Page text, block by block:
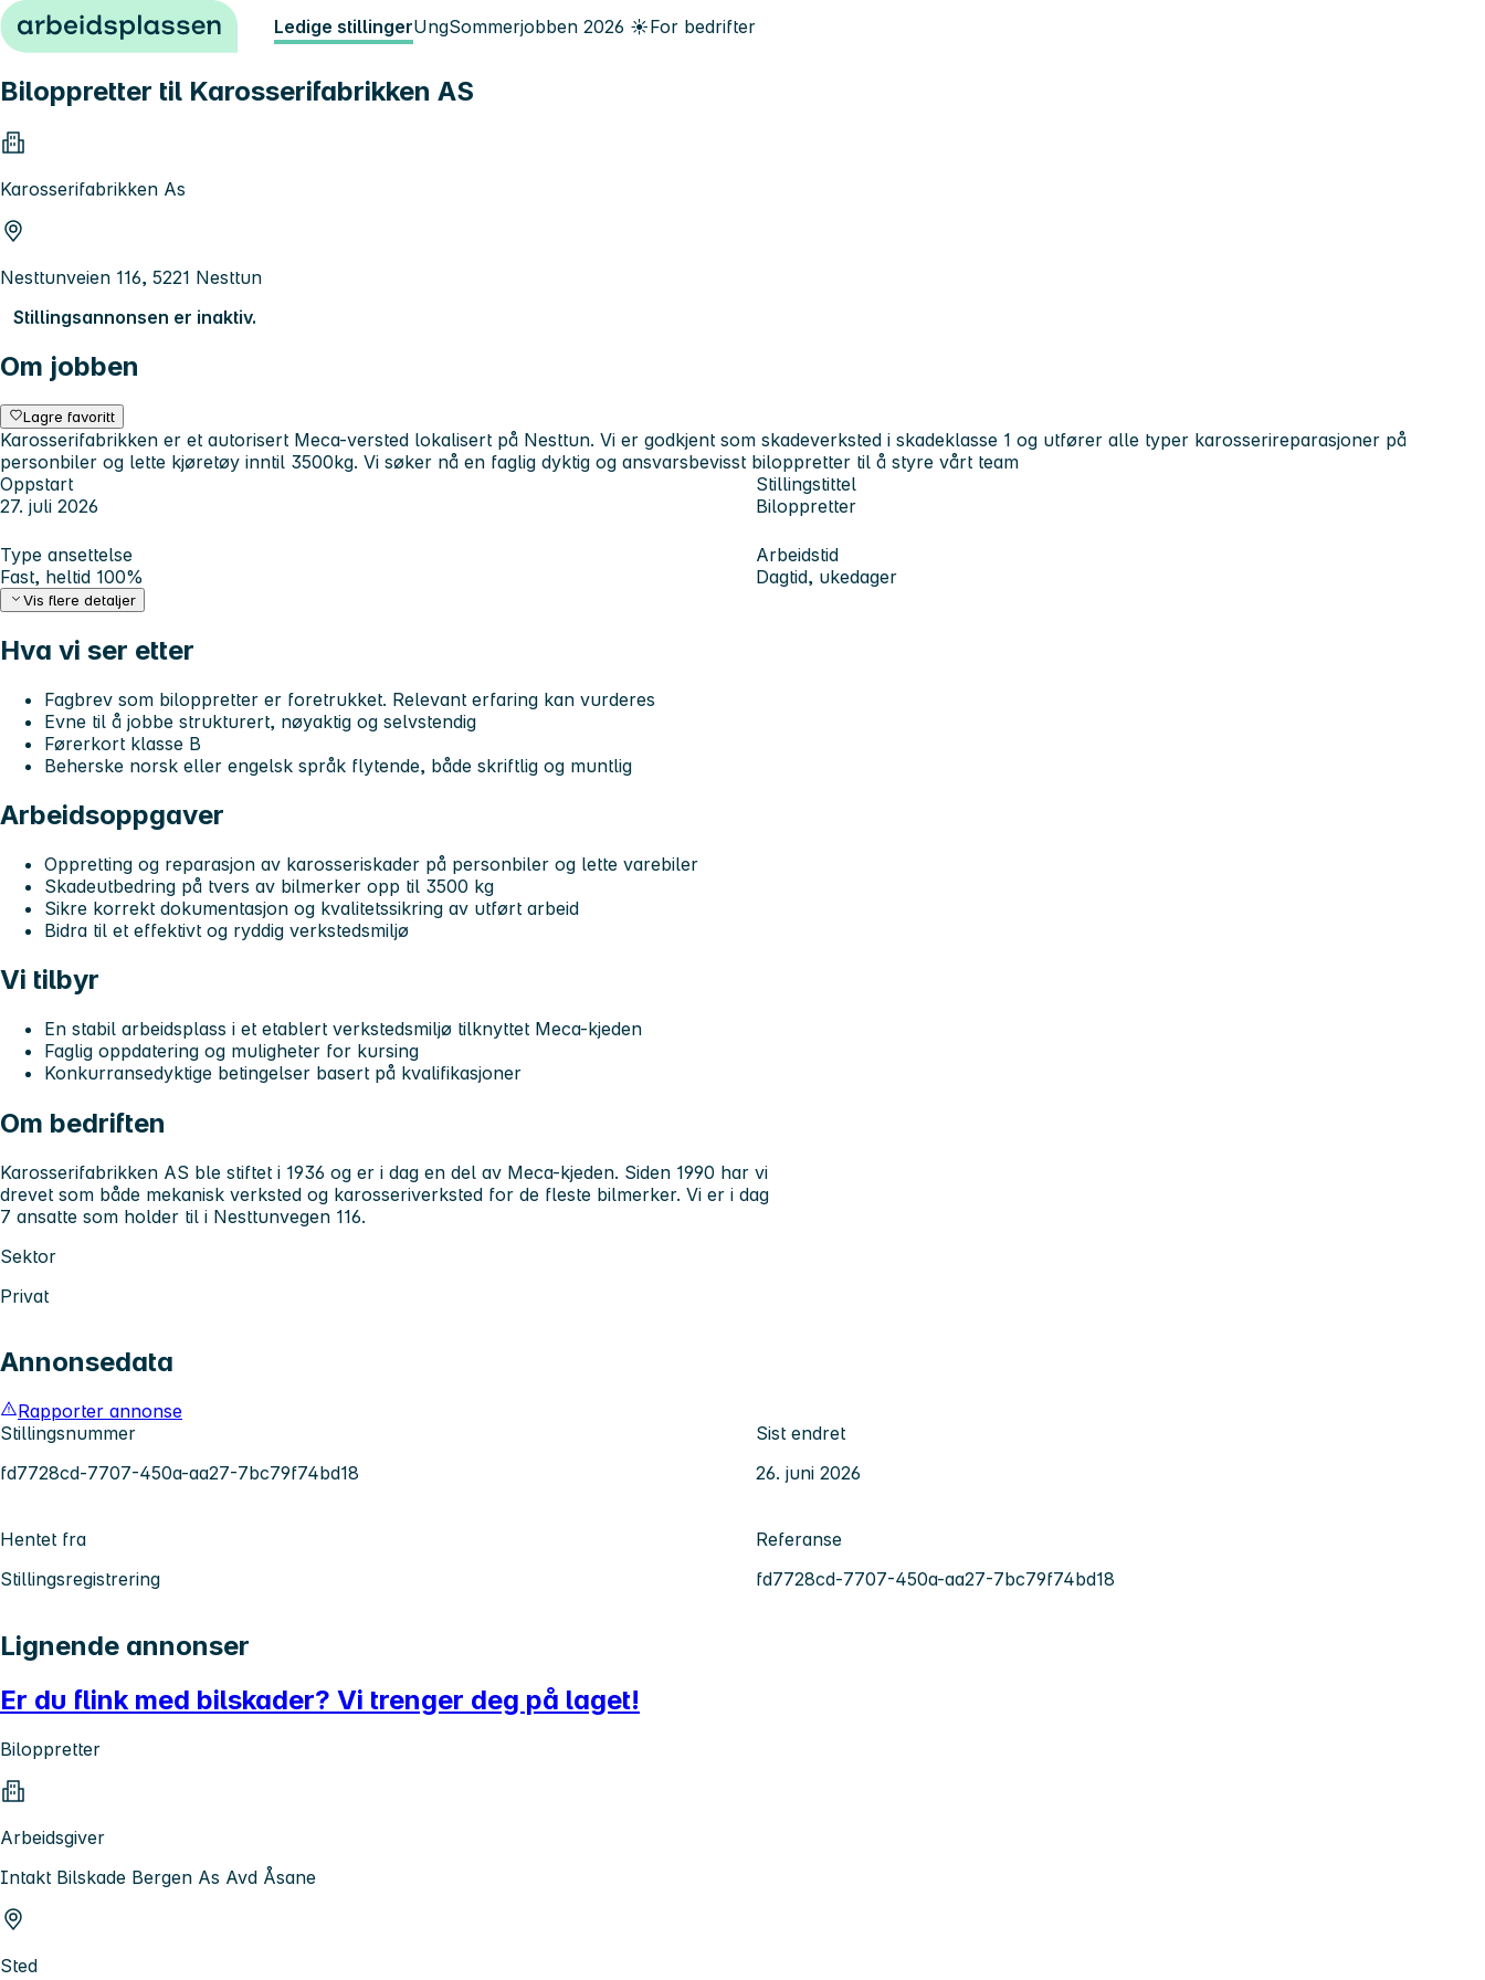
Hopp til innhold Ledige stillingerUngSommerjobben 2026 ☀️For bedrifter
Biloppretter til Karosserifabrikken AS
Karosserifabrikken As
Nesttunveien 116, 5221 Nesttun
Stillingsannonsen er inaktiv.
Om jobben
Lagre favoritt
Karosserifabrikken er et autorisert Meca-versted lokalisert på Nesttun. Vi er godkjent som skadeverksted i skadeklasse 1 og utfører alle typer karosserireparasjoner på
personbiler og lette kjøretøy inntil 3500kg. Vi søker nå en faglig dyktig og ansvarsbevisst biloppretter til å styre vårt team
Oppstart
27. juli 2026
Stillingstittel
Biloppretter
Type ansettelse
Fast, heltid 100%
Arbeidstid
Dagtid, ukedager
Vis flere detaljer
Hva vi ser etter
Fagbrev som biloppretter er foretrukket. Relevant erfaring kan vurderes
Evne til å jobbe strukturert, nøyaktig og selvstendig
Førerkort klasse B
Beherske norsk eller engelsk språk flytende, både skriftlig og muntlig
Arbeidsoppgaver
Oppretting og reparasjon av karosseriskader på personbiler og lette varebiler
Skadeutbedring på tvers av bilmerker opp til 3500 kg
Sikre korrekt dokumentasjon og kvalitetssikring av utført arbeid
Bidra til et effektivt og ryddig verkstedsmiljø
Vi tilbyr
En stabil arbeidsplass i et etablert verkstedsmiljø tilknyttet Meca-kjeden
Faglig oppdatering og muligheter for kursing
Konkurransedyktige betingelser basert på kvalifikasjoner
Om bedriften
Karosserifabrikken AS ble stiftet i 1936 og er i dag en del av Meca-kjeden. Siden 1990 har vi
drevet som både mekanisk verksted og karosseriverksted for de fleste bilmerker. Vi er i dag
7 ansatte som holder til i Nesttunvegen 116.
Sektor
Privat
Annonsedata
Rapporter annonse
Stillingsnummer
fd7728cd-7707-450a-aa27-7bc79f74bd18
Sist endret
26. juni 2026
Hentet fra
Stillingsregistrering
Referanse
fd7728cd-7707-450a-aa27-7bc79f74bd18
Lignende annonser
Er du flink med bilskader? Vi trenger deg på laget!
Biloppretter
Arbeidsgiver
Intakt Bilskade Bergen As Avd Åsane
Sted